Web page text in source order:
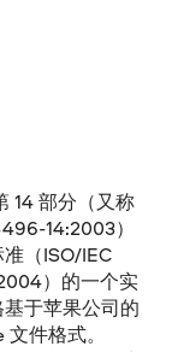
14 部分（又称
14:2003）
（ISO/IEC
）的一个实
于苹果公司的
件格式。